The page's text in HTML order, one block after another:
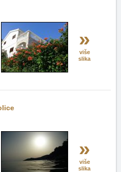
»
više
slika
»
više
slika